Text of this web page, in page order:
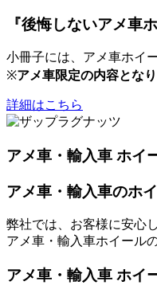
『後悔しないアメ車
小冊子には、アメ車ホイ
※アメ車限定の内容となり
詳細はこちら
アメ車・輸入車 ホイ
アメ車・輸入車のホ
弊社では、お客様に安心
アメ車・輸入車ホイール
アメ車・輸入車 ホイ